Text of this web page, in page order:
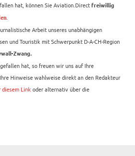
hat, können Sie Aviation.Direct freiwillig
Arbeit unseres unabhängigen
und Touristik mit Schwerpunkt D-A-CH-Region
Zwang.
hat, so freuen wir uns auf Ihre
Hinweise wahlweise direkt an den Redakteur
diesem Link oder alternativ über die